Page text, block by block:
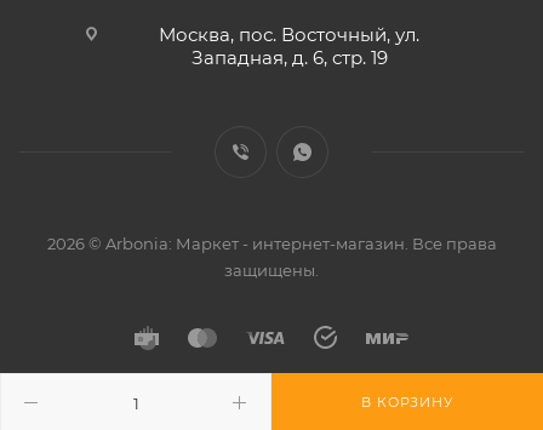
В КОРЗИНУ
Москва, пос. Восточный, ул.
Западная, д. 6, стр. 19
2026 © Arbonia: Маркет - интернет-магазин. Все права
защищены.